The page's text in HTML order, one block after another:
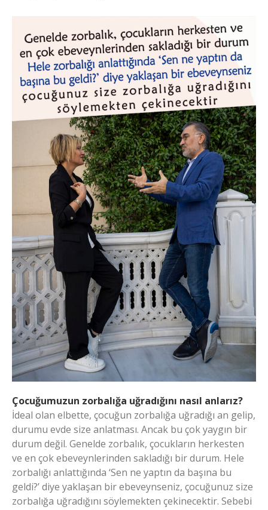
Çocuğumuzun zorbalığa uğradığını nasıl anlarız?
İdeal olan elbette, çocuğun zorbalığa uğradığı an gelip,
durumu evde size anlatması. Ancak bu çok yaygın bir
durum değil. Genelde zorbalık, çocukların herkesten
ve en çok ebeveynlerinden sakladığı bir durum. Hele
zorbalığı anlattığında ‘Sen ne yaptın da başına bu
geldi?’ diye yaklaşan bir ebeveynseniz, çocuğunuz size
zorbalığa uğradığını söylemekten çekinecektir. Sebebi